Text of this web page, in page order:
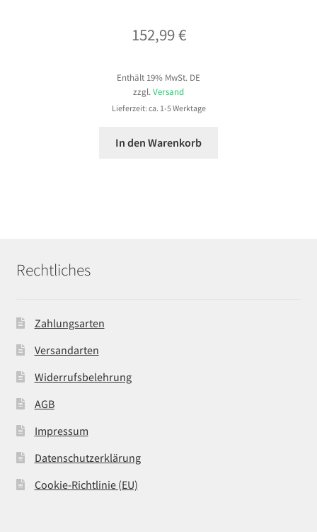
152,99€
Enthält 19% MwSt. DE
zzgl. Versand
Lieferzeit: ca. 1-5 Werktage
In den Warenkorb
Rechtliches
Zahlungsarten
Versandarten
Widerrufsbelehrung
AGB
Impressum
Datenschutzerklärung
Cookie-Richtlinie (EU)